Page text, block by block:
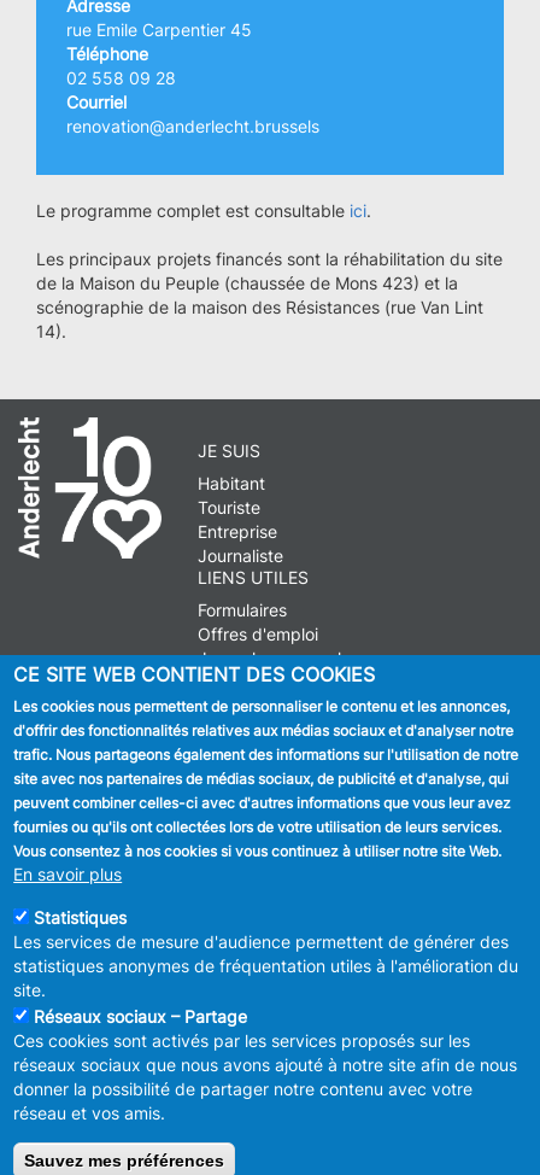
Adresse
rue Emile Carpentier 45
Téléphone
02 558 09 28
Courriel
renovation@anderlecht.brussels
Le programme complet est consultable ici.
Les principaux projets financés sont la réhabilitation du site
de la Maison du Peuple (chaussée de Mons 423) et la
scénographie de la maison des Résistances (rue Van Lint
14).
JE SUIS
Habitant
Touriste
Entreprise
Journaliste
LIENS UTILES
Formulaires
Offres d'emploi
Journal communal
Stationnement
SUIVEZ NOUS
Facebook
Linkedin
MENU
FOOTER
LEGAL
Déclaration de confidentialité
Déclaration d'accessibilité
modération des réseaux sociaux
CE SITE WEB CONTIENT DES COOKIES
Les cookies nous permettent de personnaliser le contenu et les annonces,
d'offrir des fonctionnalités relatives aux médias sociaux et d'analyser notre
trafic. Nous partageons également des informations sur l'utilisation de notre
site avec nos partenaires de médias sociaux, de publicité et d'analyse, qui
peuvent combiner celles-ci avec d'autres informations que vous leur avez
fournies ou qu'ils ont collectées lors de votre utilisation de leurs services.
Vous consentez à nos cookies si vous continuez à utiliser notre site Web.
En savoir plus
Statistiques
Les services de mesure d'audience permettent de générer des
statistiques anonymes de fréquentation utiles à l'amélioration du
site.
Réseaux sociaux – Partage
Ces cookies sont activés par les services proposés sur les
réseaux sociaux que nous avons ajouté à notre site afin de nous
donner la possibilité de partager notre contenu avec votre
réseau et vos amis.
Sauvez mes préférences